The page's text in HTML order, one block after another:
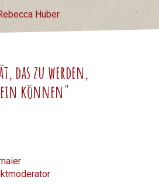
Huber
das zu werden,
können"